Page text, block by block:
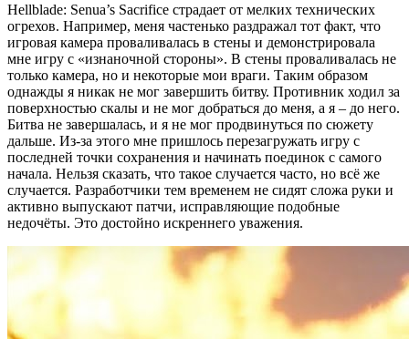
Hellblade: Senua’s Sacrifice страдает от мелких технических
огрехов. Например, меня частенько раздражал тот факт, что
игровая камера проваливалась в стены и демонстрировала
мне игру с «изнаночной стороны». В стены проваливалась не
только камера, но и некоторые мои враги. Таким образом
однажды я никак не мог завершить битву. Противник ходил за
поверхностью скалы и не мог добраться до меня, а я – до него.
Битва не завершалась, и я не мог продвинуться по сюжету
дальше. Из-за этого мне пришлось перезагружать игру с
последней точки сохранения и начинать поединок с самого
начала. Нельзя сказать, что такое случается часто, но всё же
случается. Разработчики тем временем не сидят сложа руки и
активно выпускают патчи, исправляющие подобные
недочёты. Это достойно искреннего уважения.